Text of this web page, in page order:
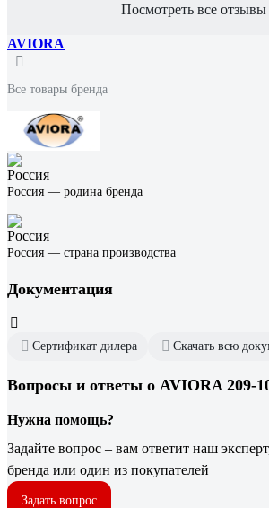
Посмотреть все отзывы
AVIORA
Все товары бренда
Россия — родина бренда
Россия — страна производства
Документация
Сертификат дилера Скачать всю
Вопросы и ответы о AVIORA 209-
Нужна помощь?
Задайте вопрос – вам ответит наш
бренда или один из покупателей
Задать вопрос